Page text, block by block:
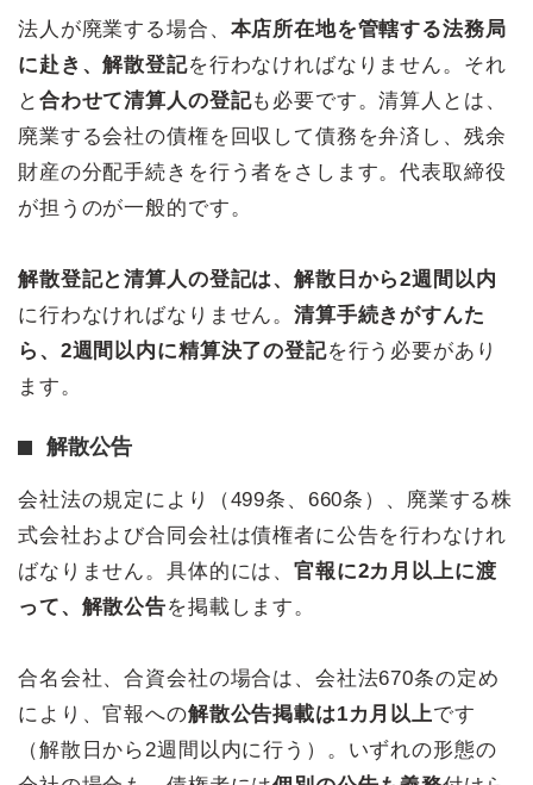
法人が廃業する場合、 本店所在地を管轄する法務局
に赴き、解散登記を行わなければなりません。それ
と 合わせて清算人の登記も必要です。清算人とは、
廃業する会社の債権を回収して債務を弁済し、残余
財産の分配手続きを行う者をさします。代表取締役
が担うのが一般的です。
解散登記と清算人の登記は、解散日から2週間以内
に行わなければなりません。清算手続きがすんた
ら、2週間以内に精算決了の登記を行う必要があり
ます。
解散公告
会社法の規定により（499条、660条）、廃業する株
式会社および合同会社は債権者に公告を行わなけれ
ばなりません。具体的には、官報に2カ月以上に渡
って、解散公告を掲載します。
合名会社、合資会社の場合は、会社法670条の定め
により、官報への解散公告掲載は1カ月以上です
（解散日から2週間以内に行う）。いずれの形態の